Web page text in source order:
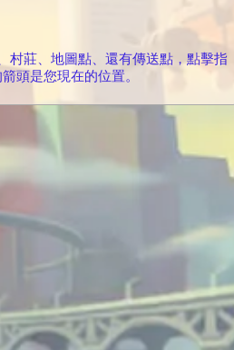
村莊、地圖點、還有傳送點，點擊指
頭是您現在的位置。